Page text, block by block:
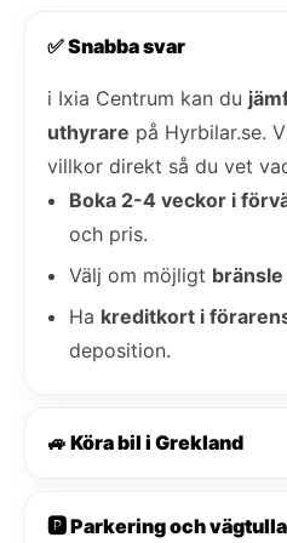
✅ Snabba svar
i Ixia Centrum kan du
uthyrare på Hyrbilar.se.
villkor direkt så du vet
Boka 2-4 veckor i
och pris.
Välj om möjligt
Ha kreditkort i
deposition.
🚙 Köra bil i Grekland
🅿️ Parkering och